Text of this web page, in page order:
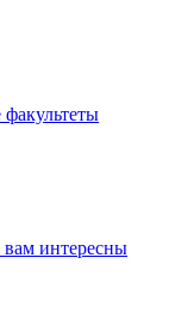
вам интересны